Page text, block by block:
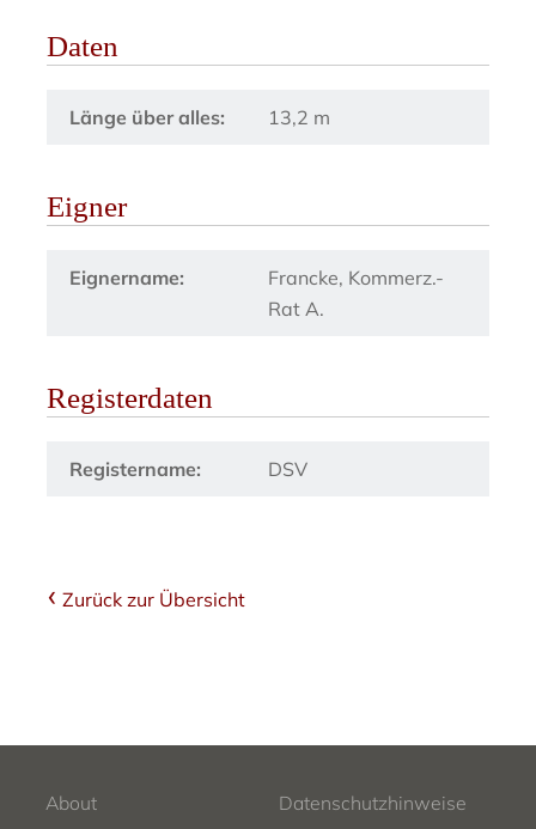
Daten
Länge über alles: 13,2 m
Eigner
Eignername:
Francke, Kommerz.-
Rat A.
Registerdaten
Registername: DSV
Zurück zur Übersicht
About Datenschutzhinweise